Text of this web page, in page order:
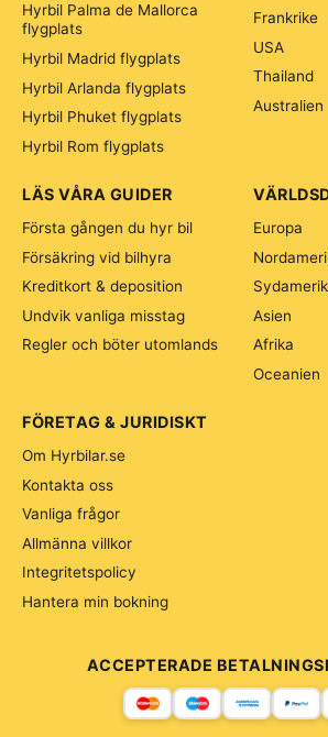
Hyrbil Palma de Mallorca
flygplats
Hyrbil Madrid flygplats
Hyrbil Arlanda flygplats
Hyrbil Phuket flygplats
Hyrbil Rom flygplats
Frankrike
USA
Thailand
Australien
Europa
Asien
Afrika
Oceanien
LÄS VÅRA GUIDER
Första gången du hyr bil
Försäkring vid bilhyra
Kreditkort & deposition
Undvik vanliga misstag
Regler och böter utomlands
FÖRETAG & JURIDISKT
Om Hyrbilar.se
Kontakta oss
Vanliga frågor
Allmänna villkor
Integritetspolicy
Hantera min bokning
ACCEPTERADE